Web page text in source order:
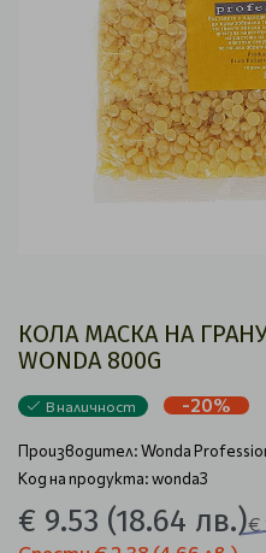
КОЛА МАСКА НА
WONDA 800G
В наличност -20%
Производител:Wonda
Код на продукта: wonda3
€ 9.53 (18.64 лв.)€